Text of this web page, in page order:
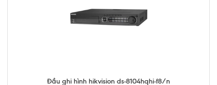
Đầu ghi hình hikvision ds-8104hqhi-f8/n